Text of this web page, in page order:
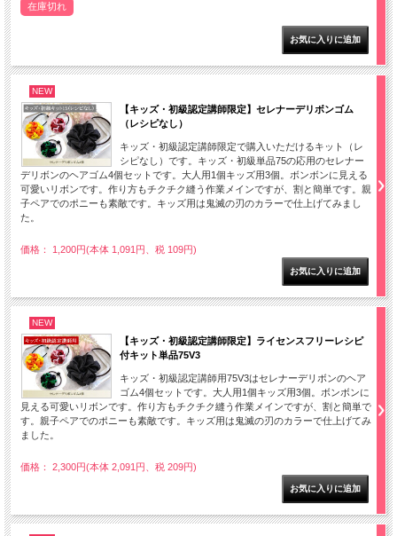
在庫切れ
NEW
【キッズ・初級認定講師限定】セレナーデリボンゴム
（レシピなし）
キッズ・初級認定講師限定で購入いただけるキット（レ
シピなし）です。キッズ・初級単品75の応用のセレナー
デリボンのヘアゴム4個セットです。大人用1個キッズ用3個。ボンボンに見える
可愛いリボンです。作り方もチクチク縫う作業メインですが、割と簡単です。親
子ペアでのポニーも素敵です。キッズ用は鬼滅の刃のカラーで仕上げてみまし
た。
価格： 1,200円(本体 1,091円、税 109円)
NEW
【キッズ・初級認定講師限定】ライセンスフリーレシピ
付キット単品75V3
キッズ・初級認定講師用75V3はセレナーデリボンのヘア
ゴム4個セットです。大人用1個キッズ用3個。ボンボンに
見える可愛いリボンです。作り方もチクチク縫う作業メインですが、割と簡単で
す。親子ペアでのポニーも素敵です。キッズ用は鬼滅の刃のカラーで仕上げてみ
ました。
価格： 2,300円(本体 2,091円、税 209円)